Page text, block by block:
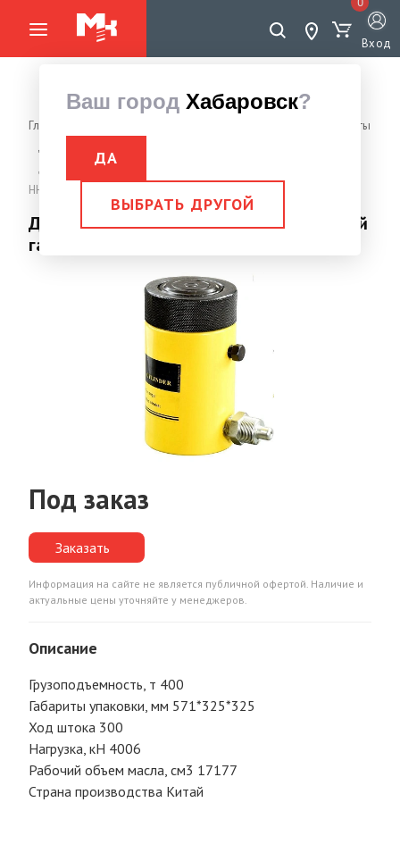
Ваш город Хабаровск?
ДА
ВЫБРАТЬ ДРУГОЙ
Вход
Главная страница
Домкраты
Домкрат гидравлический с фиксирующей гайкой
Домкрат гидравлический с фиксирующей гайкой 400,0 тн
HHYG-400300LS
Домкрат гидравлический с фиксирующей
гайкой 400,0 тн HHYG-400300LS
Под заказ
Заказать
Информация на сайте не является публичной офертой. Наличие и
актуальные цены уточняйте у менеджеров.
Описание
Грузоподъемность, т 400
Габариты упаковки, мм 571*325*325
Ход штока 300
Нагрузка, кН 4006
Рабочий объем масла, см3 17177
Страна производства Китай